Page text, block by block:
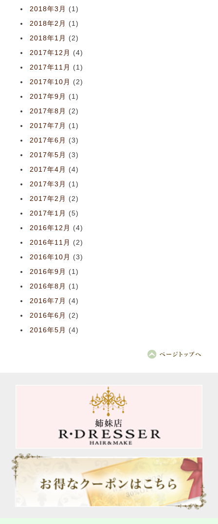
2018年3月
(1)
2018年2月
(1)
2018年1月
(2)
2017年12月
(4)
2017年11月
(1)
2017年10月
(2)
2017年9月
(1)
2017年8月
(2)
2017年7月
(1)
2017年6月
(3)
2017年5月
(3)
2017年4月
(4)
2017年3月
(1)
2017年2月
(2)
2017年1月
(5)
2016年12月
(4)
2016年11月
(2)
2016年10月
(3)
2016年9月
(1)
2016年8月
(1)
2016年7月
(4)
2016年6月
(2)
2016年5月
(4)